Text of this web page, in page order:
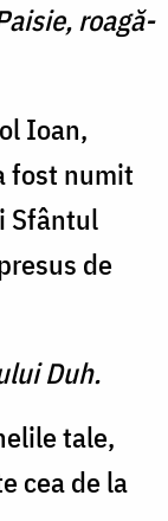
roagă-
Ioan,
fost numit
Sfântul
de
Duh.
tale,
cea de la